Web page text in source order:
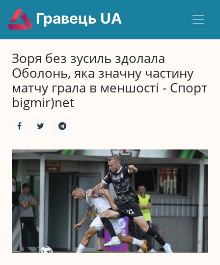
Гравець UA
Зоря без зусиль здолала
Оболонь, яка значну частину
матчу грала в меншості - Спорт
bigmir)net